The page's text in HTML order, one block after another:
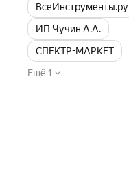
ВсеИнструменты.ру
ИП Чучин А.А.
СПЕКТР-МАРКЕТ
Ещё 1